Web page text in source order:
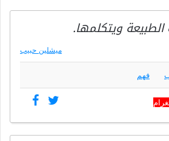
ويتكلمها.
ميشلين حبيب
فهم